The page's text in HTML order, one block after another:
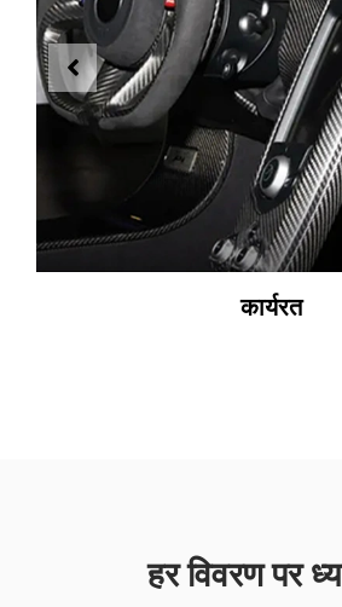
कार्यरत
हर विवरण पर